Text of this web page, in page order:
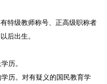
特级教师称号、正高级职称者
后出生。
历。
历。对有疑义的国民教育学